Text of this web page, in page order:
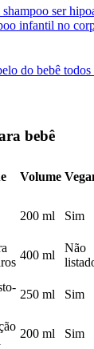
ser
infantil no
do bebê todos
bebê
Volume
200 ml Sim
400 ml
Não
250 ml Sim
200 ml Sim